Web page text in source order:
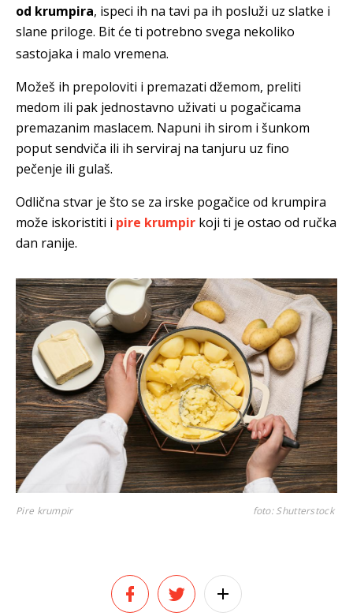
od krumpira, ispeci ih na tavi pa ih posluži uz slatke i
slane priloge. Bit će ti potrebno svega nekoliko
sastojaka i malo vremena.
Možeš ih prepoloviti i premazati džemom, preliti
medom ili pak jednostavno uživati u pogačicama
premazanim maslacem. Napuni ih sirom i šunkom
poput sendviča ili ih serviraj na tanjuru uz fino
pečenje ili gulaš.
Odlična stvar je što se za irske pogačice od krumpira
može iskoristiti i pire krumpir koji ti je ostao od ručka
dan ranije.
Pire krumpir foto: Shutterstock